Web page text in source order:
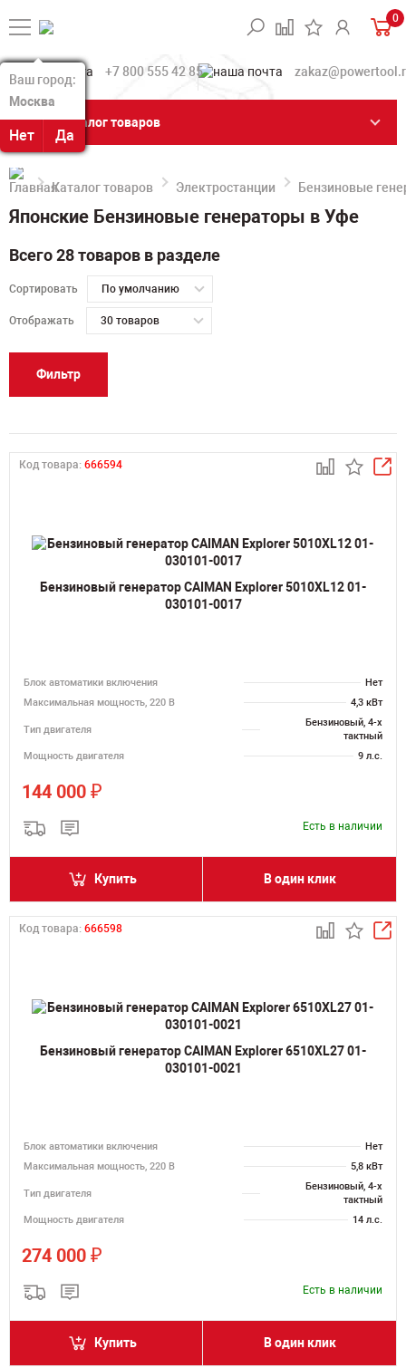
Ваш город:
Москва
Нет Да
Ваш город:
Москва
Нет Да
0
+7 800 555 42 85
Каталог товаров
Каталог товаров Электростанции Бензиновые
Японские Бензиновые генераторы в Уфе
Всего 28 товаров в разделе
Сортировать По умолчанию
Отображать 30 товаров
Фильтр
Код товара: 666594
Бензиновый генератор CAIMAN Explorer 5010XL12 01-
030101-0017
Блок автоматики включения
Нет
Максимальная мощность, 220 В
4,3 кВт
Тип двигателя
Бензиновый, 4-х
тактный
Мощность двигателя
9 л.с.
144 000 ₽
Есть в наличии
Купить В один клик
Код товара: 666598
Бензиновый генератор CAIMAN Explorer 6510XL27 01-
030101-0021
Блок автоматики включения
Нет
Максимальная мощность, 220 В
5,8 кВт
Тип двигателя
Бензиновый, 4-х
тактный
Мощность двигателя
14 л.с.
274 000 ₽
Есть в наличии
Купить В один клик